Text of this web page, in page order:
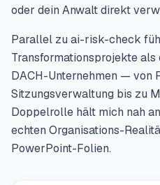
oder dein Anwalt direkt
Parallel zu ai-risk-check
Transformationsprojekte
DACH-Unternehmen — von
Sitzungsverwaltung bis zu
Doppelrolle hält mich nah
echten Organisations-
PowerPoint-Folien.